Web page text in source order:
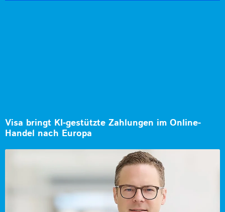
Visa bringt KI-gestützte Zahlungen im Online-
Handel nach Europa